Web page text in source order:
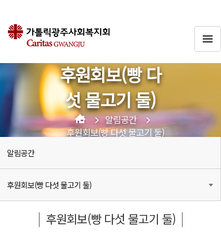
후원회보(빵 다
섯 물고기 둘)
알림공간
후원회보(빵 다섯 물고기 둘)
알림공간
후원회보(빵 다섯 물고기 둘)
후원회보(빵 다섯 물고기 둘)